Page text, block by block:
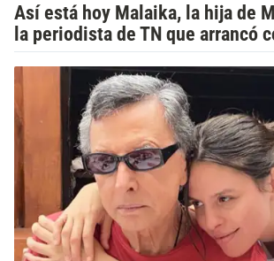
Así está hoy Malaika, la hija de
la periodista de TN que arrancó